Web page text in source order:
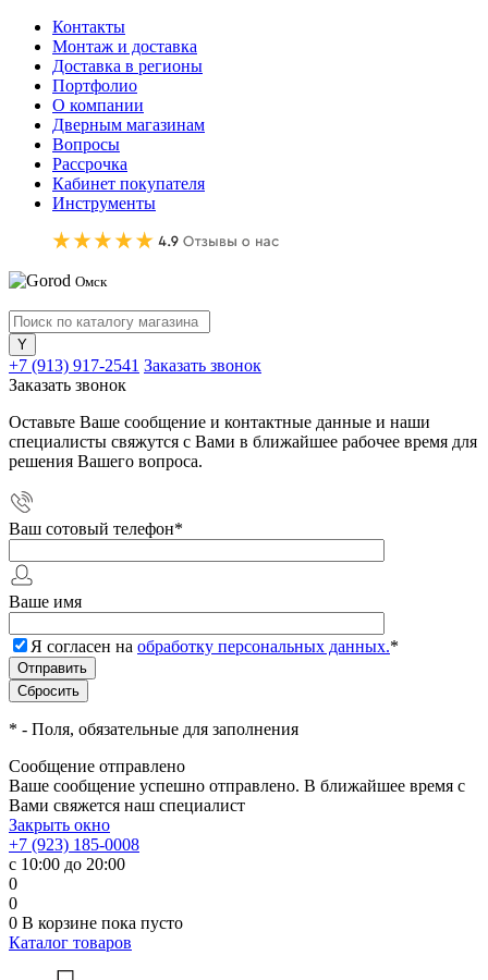
Контакты
Монтаж и доставка
Доставка в регионы
Портфолио
О компании
Дверным магазинам
Вопросы
Рассрочка
Кабинет покупателя
Инструменты
Омск
+7 (913) 917-2541 Заказать звонок
Заказать звонок
Оставьте Ваше сообщение и контактные данные и наши
специалисты свяжутся с Вами в ближайшее рабочее время для
решения Вашего вопроса.
Ваш сотовый телефон*
Ваше имя
Я согласен на обработку персональных данных.*
* - Поля, обязательные для заполнения
Сообщение отправлено
Ваше сообщение успешно отправлено. В ближайшее время с
Вами свяжется наш специалист
Закрыть окно
+7 (923) 185-0008
с 10:00 до 20:00
0
0
0 В корзине пока пусто
Каталог товаров